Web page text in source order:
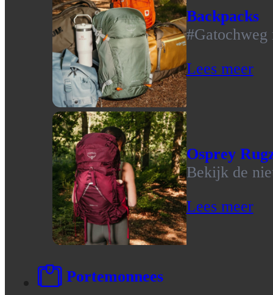
Backpacks
#Gatochweg
Lees meer
Osprey
Bekijk de
Lees meer
Portemonnees